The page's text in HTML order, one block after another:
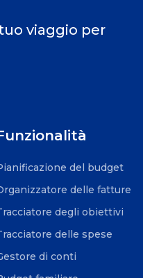
viaggio per
del budget
delle fatture
degli obiettivi
delle spese
di conti